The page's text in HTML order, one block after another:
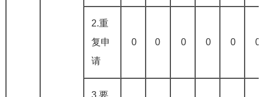
2.重
复申
请
0 0 0 0 0 0
3.要